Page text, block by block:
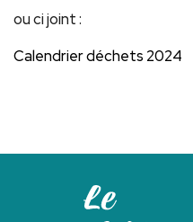
ou ci joint :
Calendrier déchets 2024